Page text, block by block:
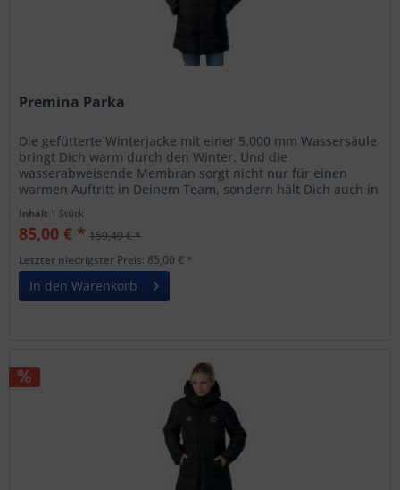
Premina Parka
Die gefütterte Winterjacke mit einer 5.000 mm Wassersäule
bringt Dich warm durch den Winter. Und die
wasserabweisende Membran sorgt nicht nur für einen
warmen Auftritt in Deinem Team, sondern hält Dich auch in
Inhalt 1 Stück
85,00 € * 159,49 € *
Letzter niedrigster Preis: 85,00 € *
In den Warenkorb